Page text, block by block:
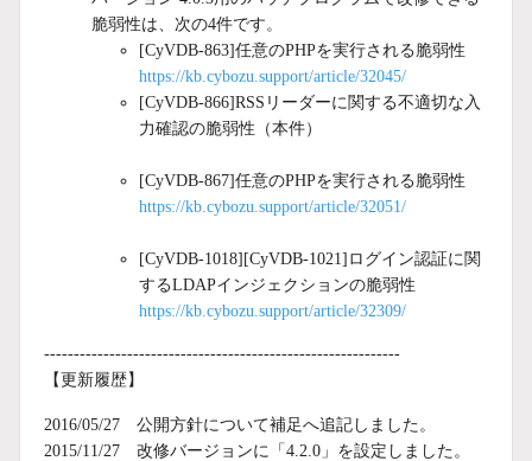
脆弱性は、次の4件です。
[CyVDB-863]任意のPHPを実行される脆弱性
https://kb.cybozu.support/article/32045/
[CyVDB-866]RSSリーダーに関する不適切な入
力確認の脆弱性（本件）
[CyVDB-867]任意のPHPを実行される脆弱性
https://kb.cybozu.support/article/32051/
[CyVDB-1018][CyVDB-1021]ログイン認証に関
するLDAPインジェクションの脆弱性
https://kb.cybozu.support/article/32309/
------------------------------------------------------------
【更新履歴】
2016/05/27 公開方針について補足へ追記しました。
2015/11/27 改修バージョンに「4.2.0」を設定しました。